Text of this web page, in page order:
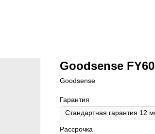
Goodsense FY60
Goodsense
Гарантия
Рассрочка